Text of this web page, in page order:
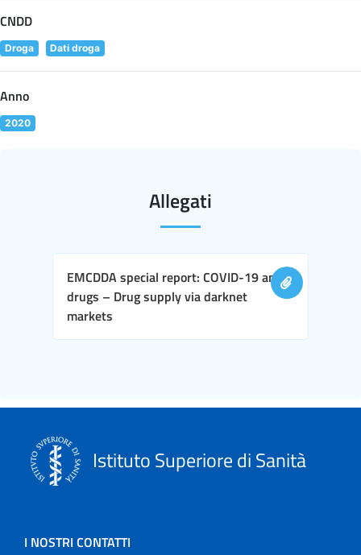
CNDD
Droga Dati droga
Anno
2020
Allegati
EMCDDA special report: COVID-19 and
drugs – Drug supply via darknet
markets
Istituto Superiore di Sanità
I NOSTRI CONTATTI